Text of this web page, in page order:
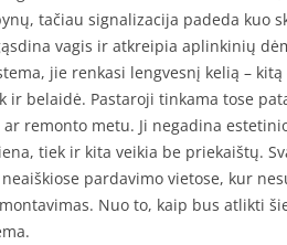
tačiau signalizacija padeda kuo
vagis ir atkreipia aplinkinių
jie renkasi lengvesnį kelią – kitą
belaidė. Pastaroji tinkama tose
remonto metu. Ji negadina
tiek ir kita veikia be priekaištų.
pardavimo vietose, kur
Nuo to, kaip bus atlikti